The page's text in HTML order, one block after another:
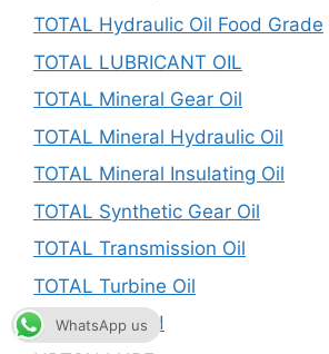
TOTAL Hydraulic Oil Food Grade
TOTAL LUBRICANT OIL
TOTAL Mineral Gear Oil
TOTAL Mineral Hydraulic Oil
TOTAL Mineral Insulating Oil
TOTAL Synthetic Gear Oil
TOTAL Transmission Oil
TOTAL Turbine Oil
Uncategorized
WhatsApp us